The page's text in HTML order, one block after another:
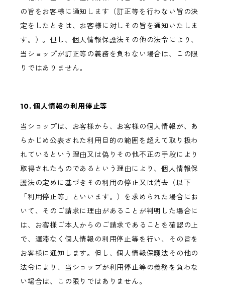
の旨をお客様に通知します（訂正等を行わない旨の決
定をしたときは、お客様に対しその旨を通知いたしま
す。）。但し、個人情報保護法その他の法令により、
当ショップが訂正等の義務を負わない場合は、この限
りではありません。
10. 個人情報の利用停止等
当ショップは、お客様から、お客様の個人情報が、あ
らかじめ公表された利用目的の範囲を超えて取り扱わ
れているという理由又は偽りその他不正の手段により
取得されたものであるという理由により、個人情報保
護法の定めに基づきその利用の停止又は消去（以下
「利用停止等」といいます。）を求められた場合にお
いて、そのご請求に理由があることが判明した場合に
は、お客様ご本人からのご請求であることを確認の上
で、遅滞なく個人情報の利用停止等を行い、その旨を
お客様に通知します。但し、個人情報保護法その他の
法令により、当ショップが利用停止等の義務を負わな
い場合は、この限りではありません。